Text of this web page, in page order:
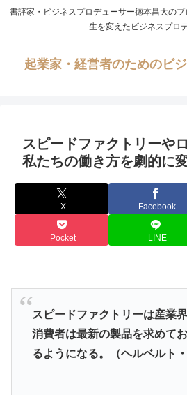
書評家・ビジネスプロデューサー徳本昌大の
生を変えたビジネスプロ
起業家・経営者のためのビ
スピードファクトリーや
私たちの働き方を劇的に
X Facebook
Pocket LINE
スピードファクトリーは産業
消費者は最新の製品を求めて
るようになる。（ヘルベルト・